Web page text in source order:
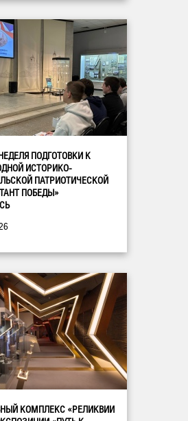
ПОДГОТОВКИ К
ИСТОРИКО-
ПАТРИОТИЧЕСКОЙ
ПОБЕДЫ»
КОМПЛЕКС «РЕЛИКВИИ